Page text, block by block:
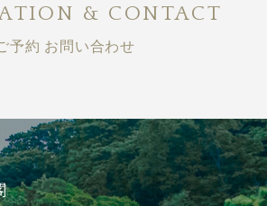
& CONTACT
予約 お問い合わせ